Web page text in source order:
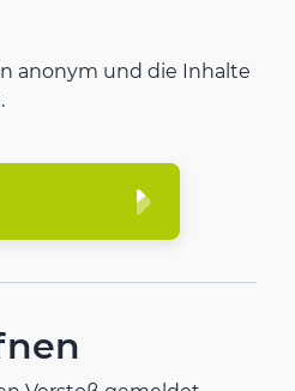
anonym und die Inhalte